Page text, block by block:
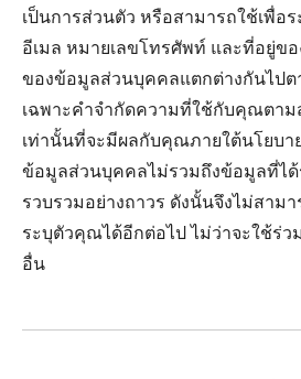
เป็นการส่วนตัว หรือสามารถใช้เพื่อ
อีเมล หมายเลขโทรศัพท์ และที่อยู่ข
ของข้อมูลส่วนบุคคลแตกต่างกันไปต
เฉพาะคำจำกัดความที่ใช้กับคุณตา
เท่านั้นที่จะมีผลกับคุณภายใต้นโยบา
ข้อมูลส่วนบุคคลไม่รวมถึงข้อมูลที่ไ
รวบรวมอย่างถาวร ดังนั้นจึงไม่สาม
ระบุตัวคุณได้อีกต่อไป ไม่ว่าจะใช้ร่
อื่น